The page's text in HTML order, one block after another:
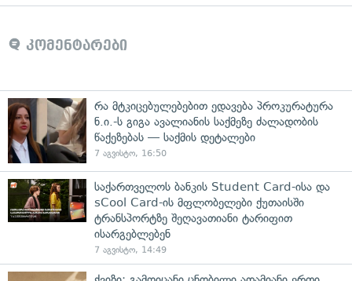
კომენტარები
რა მტკიცებულებებით ედავება პროკურატურა
ნ.ი.-ს გიგა ავალიანის საქმეზე ძალადობის
წაქეზებას — საქმის დეტალები
7 აგვისტო, 16:50
საქართველოს ბანკის Student Card-ისა და
sCool Card-ის მფლობელები ქუთაისში
ტრანსპორტზე შეღავათიანი ტარიფით
ისარგებლებენ
7 აგვისტო, 14:49